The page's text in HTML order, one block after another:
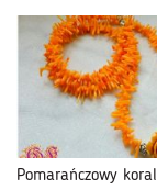
Pomarańczowy koral